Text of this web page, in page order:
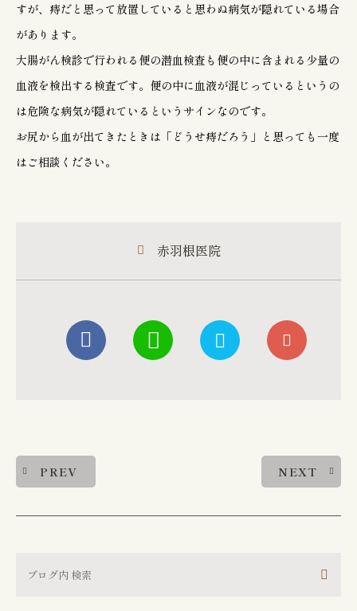
すが、痔だと思って放置していると思わぬ病気が隠れている場合
があります。
大腸がん検診で行われる便の潜血検査も便の中に含まれる少量の
血液を検出する検査です。便の中に血液が混じっているというの
は危険な病気が隠れているというサインなのです。
お尻から血が出てきたときは「どうせ痔だろう」と思っても一度
はご相談ください。
赤羽根医院
PREV NEXT